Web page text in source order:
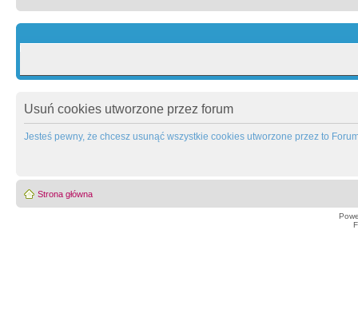
Usuń cookies utworzone przez forum
Jesteś pewny, że chcesz usunąć wszystkie cookies utworzone przez to
Strona główna